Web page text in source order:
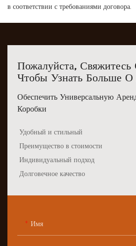
в соответствии с требованиями договора.
Пожалуйста,
Чтобы Узнать Больше
Обеспечить Универсальную
Коробки
Удобный и стильный
Преимущество в стоимости
Индивидуальный подход
Долговечное качество
Имя